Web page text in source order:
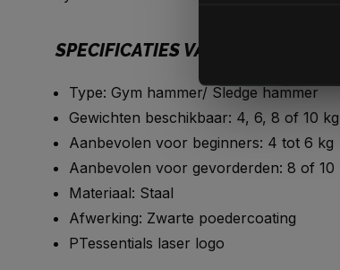
SPECIFICATIES VAN DE SH100
Type: Gym hammer/ Sledge hammer
Gewichten beschikbaar: 4, 6, 8 of 10 kg
Aanbevolen voor beginners: 4 tot 6 kg
Aanbevolen voor gevorderden: 8 of 10
Materiaal: Staal
Afwerking: Zwarte poedercoating
PTessentials laser logo